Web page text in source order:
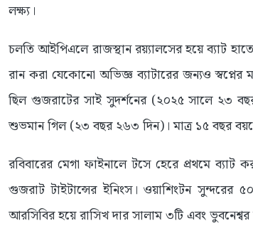
লক্ষ্য।
চলতি আইপিএলে রাজস্থান রয়্যালসের হয়ে ব্যাট
রান করা যেকোনো অভিজ্ঞ ব্যাটারের জন্যও
ছিল গুজরাটের সাই সুদর্শনের (২০২৫ সালে ২৩
শুভমান গিল (২৩ বছর ২৬৩ দিন)। মাত্র ১৫ বছর
রবিবারের মেগা ফাইনালে টসে হেরে প্রথমে
গুজরাট টাইটান্সের ইনিংস। ওয়াশিংটন
আরসিবির হয়ে রাসিখ দার সালাম ৩টি এবং